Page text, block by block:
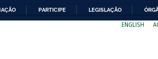
PARTICIPE LEGISLAÇÃO
ENGLISH